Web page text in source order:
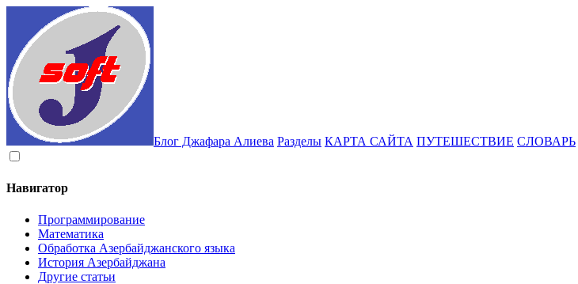
Блог Джафара Алиева Разделы КАРТА САЙТА ПУТЕШЕСТВИЕ СЛОВАРЬ
Навигатор
Программирование
Математика
Обработка Азербайджанского языка
История Азербайджана
Другие статьи